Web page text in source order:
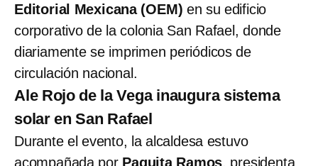
Editorial Mexicana (OEM) en su edificio
corporativo de la colonia San Rafael, donde
diariamente se imprimen periódicos de
circulación nacional.
Ale Rojo de la Vega inaugura sistema
solar en San Rafael
Durante el evento, la alcaldesa estuvo
acompañada por Paquita Ramos, presidenta